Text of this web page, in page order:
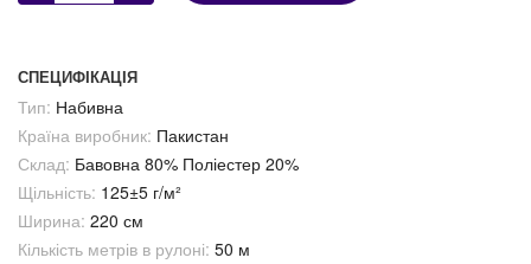
СПЕЦИФІКАЦІЯ
Тип: Набивна
Країна виробник: Пакистан
Склад: Бавовна 80% Поліестер 20%
Щільність: 125±5 г/м²
Ширина: 220 см
Кількість метрів в рулоні: 50 м